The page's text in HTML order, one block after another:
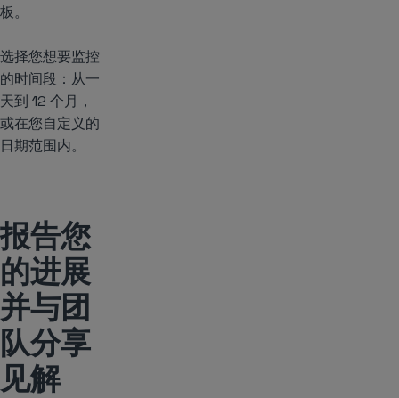
板。
选择您想要监控
的时间段：从一
天到 12 个月，
或在您自定义的
日期范围内。
报告您
的进展
并与团
队分享
见解